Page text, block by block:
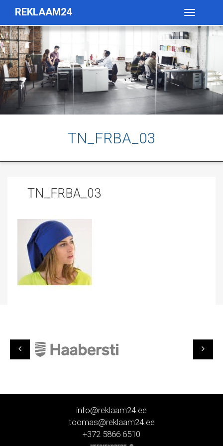
REKLAAM24
Toggle
TN_FRBA_03
TN_FRBA_03
info@reklaam24.ee
toomas@reklaam24.ee
+372 5866 6510